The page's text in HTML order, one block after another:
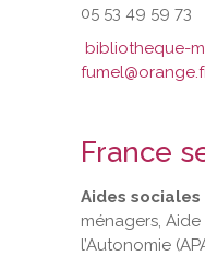
05 53 49 59 73
bibliotheque-
France
Aides
ménagers,
l’Autonomie